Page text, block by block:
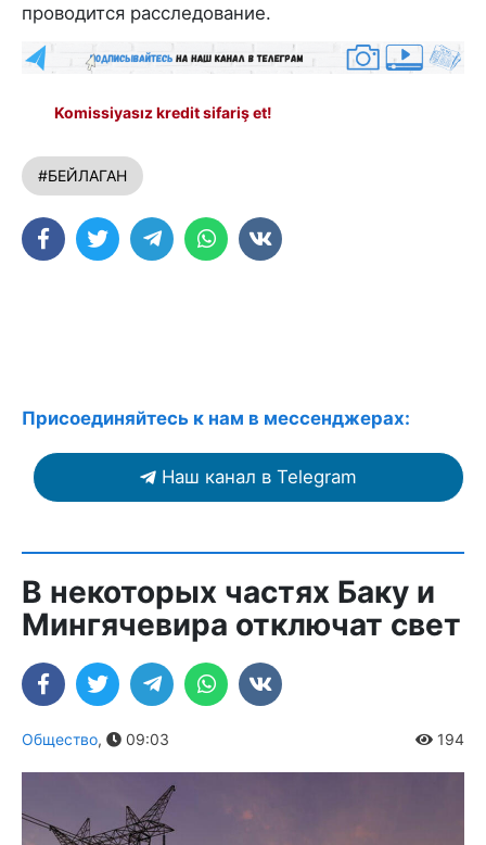
проводится расследование.
Komissiyasız kredit sifariş et!
#БЕЙЛАГАН
Присоединяйтесь к нам в мессенджерах:
Наш канал в Telegram
В некоторых частях Баку и
Мингячевира отключат свет
Общество, 09:03 194